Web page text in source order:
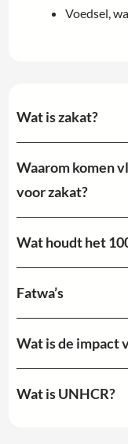
Voedsel,
Wat is zakat?
Waarom komen
voor zakat?
Wat houdt het
Fatwa’s
Wat is de impact
Wat is UNHCR?